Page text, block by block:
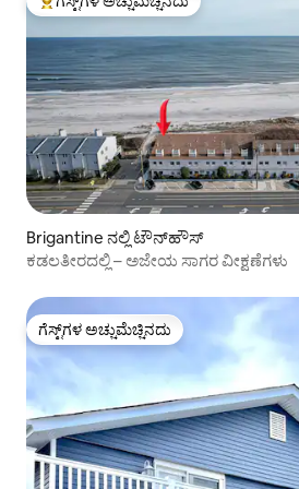
ಗೆಸ್ಟ್‌ಗಳಿಗೆ ಅತಿ ಹೆಚ್ಚು ಅಚ್ಚುಮೆಚ್ಚಿನದು
Brigantine ನಲ್ಲಿ ಟೌನ್‌ಹೌಸ್
ಕಡಲತೀರದಲ್ಲಿ – ಅಜೇಯ ಸಾಗರ ವೀಕ್ಷಣೆಗಳು
ಗೆಸ್ಟ್‌ಗಳ ಅಚ್ಚುಮೆಚ್ಚಿನದು
ಗೆಸ್ಟ್‌ಗಳ ಅಚ್ಚುಮೆಚ್ಚಿನದು